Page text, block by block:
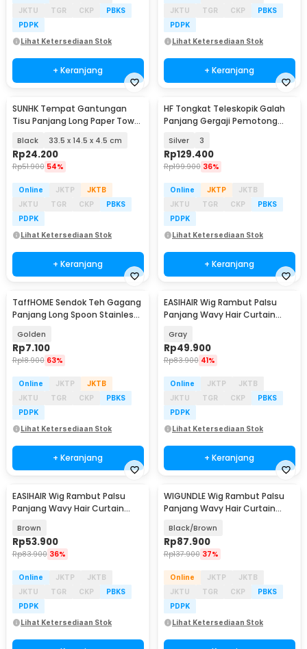
JKTU
TGR CKP
PBKS
PDPK
Lihat Ketersediaan Stok
+ Keranjang
JKTU
TGR CKP
PBKS
PDPK
Lihat Ketersediaan Stok
+ Keranjang
SUNHK Tempat Gantungan
Tisu Panjang Long Paper Towel
Black 33.5 x 14.5 x 4.5 cm
Rp24.200
Rp51.900 54%
Online JKTP
JKTB
JKTU
TGR CKP
PBKS
PDPK
Lihat Ketersediaan Stok
+ Keranjang
HF Tongkat Teleskopik Galah
Panjang Gergaji Pemotong
Silver 3
Rp129.400
Rp199.900 36%
Online JKTP
JKTB
JKTU
TGR CKP
PBKS
PDPK
Lihat Ketersediaan Stok
+ Keranjang
TaffHOME Sendok Teh Gagang
Panjang Long Spoon Stainless
Golden
Rp7.100
Rp18.900 63%
Online JKTP
JKTB
JKTU
TGR CKP
PBKS
PDPK
Lihat Ketersediaan Stok
+ Keranjang
EASIHAIR Wig Rambut Palsu
Panjang Wavy Hair Curtain
Gray
Rp49.900
Rp83.900 41%
Online JKTP
JKTB
JKTU
TGR CKP
PBKS
PDPK
Lihat Ketersediaan Stok
+ Keranjang
EASIHAIR Wig Rambut Palsu
Panjang Wavy Hair Curtain
Brown
Rp53.900
Rp83.900 36%
Online JKTP
JKTB
JKTU
TGR CKP
PBKS
PDPK
Lihat Ketersediaan Stok
WIGUNDLE Wig Rambut Palsu
Panjang Wavy Hair Curtain
Black/Brown
Rp87.900
Rp137.900 37%
Online JKTP
JKTB
JKTU
TGR CKP
PBKS
PDPK
Lihat Ketersediaan Stok